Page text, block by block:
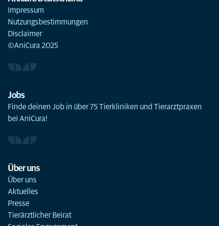
Impressum
Nutzungsbestimmungen
Disclaimer
©AniCura 2025
Jobs
Finde deinen Job in über 75 Tierkliniken und Tierarztpraxen
bei AniCura!
Über uns
Über uns
Aktuelles
Presse
Tierärztlicher Beirat